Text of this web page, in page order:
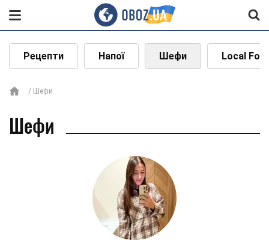
Рецепти Напої Шефи Local
Шефи
Шефи